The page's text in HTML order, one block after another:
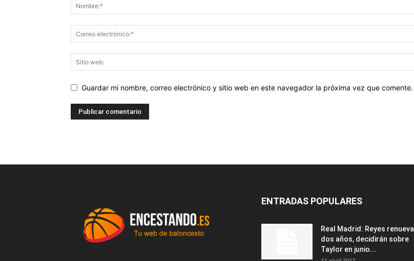
Guardar mi nombre, correo electrónico y sitio web en este navegador la próxima vez que comente.
ENTRADAS POPULARES
Real Madrid: Reyes renueva
dos años, decidirán sobre
Taylor en junio...